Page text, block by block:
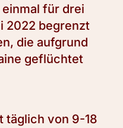
für drei
2022 begrenzt
die aufgrund
geflüchtet
täglich von 9-18